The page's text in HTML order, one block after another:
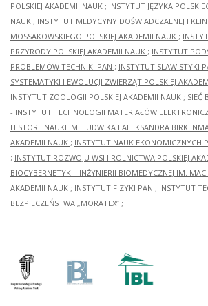
POLSKIEJ AKADEMII NAUK ; INSTYTUT JĘZYKA
NAUK ; INSTYTUT MEDYCYNY DOŚWIADCZALNEJ I
MOSSAKOWSKIEGO POLSKIEJ AKADEMII NAUK ;
PRZYRODY POLSKIEJ AKADEMII NAUK ; INSTYTUT
PROBLEMÓW TECHNIKI PAN ; INSTYTUT SLAWISTYKI
SYSTEMATYKI I EWOLUCJI ZWIERZĄT POLSKIEJ
INSTYTUT ZOOLOGII POLSKIEJ AKADEMII NAUK ; SIEĆ
- INSTYTUT TECHNOLOGII MATERIAŁÓW
HISTORII NAUKI IM. LUDWIKA I ALEKSANDRA
AKADEMII NAUK ; INSTYTUT NAUK EKONOMICZNYCH
; INSTYTUT ROZWOJU WSI I ROLNICTWA POLSKIEJ
BIOCYBERNETYKI I INŻYNIERII BIOMEDYCZNEJ IM.
AKADEMII NAUK ; INSTYTUT FIZYKI PAN ; INSTYTUT
BEZPIECZEŃSTWA „MORATEX” ;